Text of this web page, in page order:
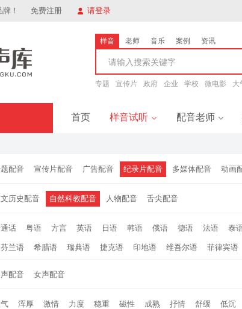
！ 免费注册 请登录
样音 老师 音乐 案例 资讯
专题 宣传片 政府 企业 学校 微电影 大
首页 样音试听
广告配音
配音老师
配音 宣传片配音 广告配音 纪录片配音 多媒体配音 动画
文历史配音 自然科教配音 人物配音 舌尖配音
话 粤语 方言 英语 日语 韩语 俄语 德语 法语 泰
芬兰语 希腊语 瑞典语 捷克语 印地语 维吾尔语 菲律宾语
配音 女声配音
浑厚 激情 力度 稳重 磁性 成熟 抒情 舒缓 低沉